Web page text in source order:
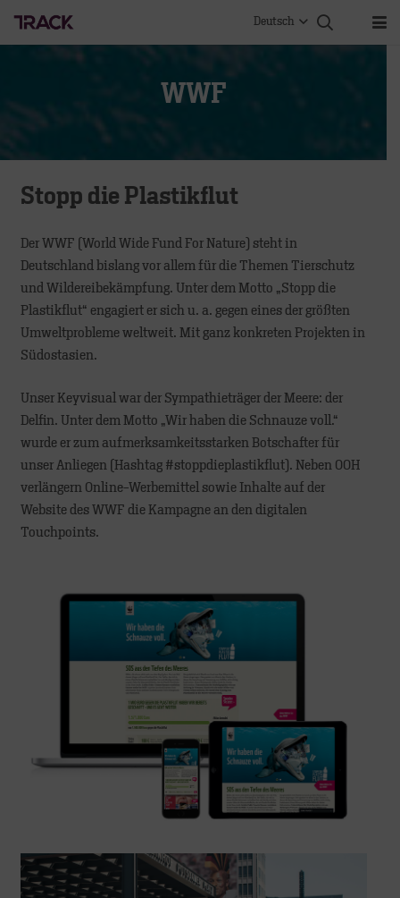
Deutsch
WWF
Stopp die Plastikflut
Der WWF (World Wide Fund For Nature) steht in
Deutschland bislang vor allem für die Themen Tierschutz
und Wildereibekämpfung. Unter dem Motto „Stopp die
Plastikflut“ engagiert er sich u. a. gegen eines der größten
Umweltprobleme weltweit. Mit ganz konkreten Projekten in
Südostasien.
Unser Keyvisual war der Sympathieträger der Meere: der
Delfin. Unter dem Motto „Wir haben die Schnauze voll.“
wurde er zum aufmerksamkeitsstarken Botschafter für
unser Anliegen (Hashtag #stoppdieplastikflut). Neben OOH
verlängern Online-Werbemittel sowie Inhalte auf der
Website des WWF die Kampagne an den digitalen
Touchpoints.